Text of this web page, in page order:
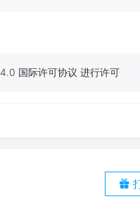
国际许可协议 进行许可